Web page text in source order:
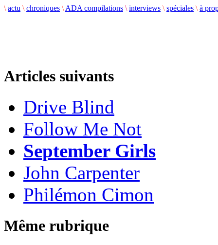
\ actu \ chroniques \ ADA compilations \ interviews \ spéciales \ à
Articles suivants
Drive Blind
Follow Me Not
September Girls
John Carpenter
Philémon Cimon
Même rubrique